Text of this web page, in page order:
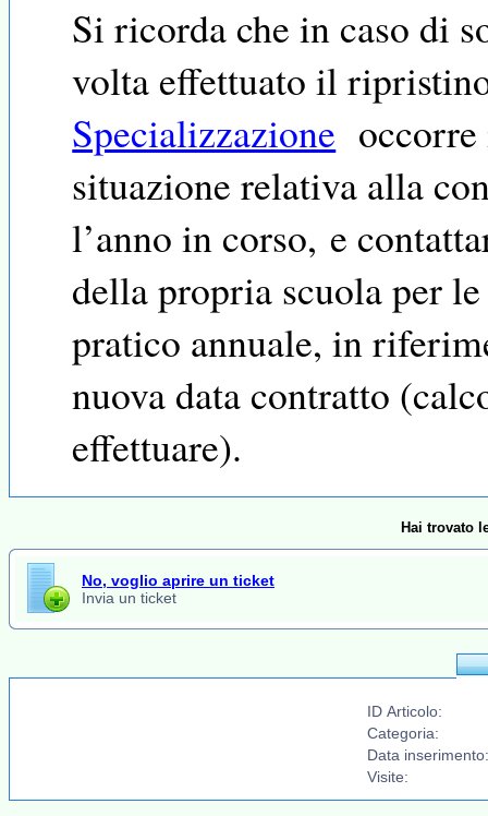
Si ricorda che in caso di
volta effettuato il
Specializzazione
situazione relativa alla
l’anno in corso, e
della propria scuola per
pratico annuale, in
nuova data contratto
effettuare).
Hai trovato
No, voglio aprire un ticket
Invia un ticket
ID Articolo:
Categoria:
Data inserimento:
Visite: